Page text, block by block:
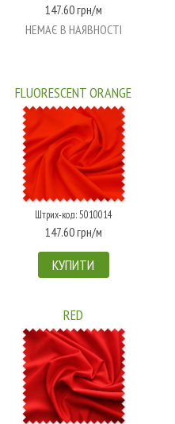
147.60 грн/м
НЕМАЄ В НАЯВНОСТІ
FLUORESCENT ORANGE
Штрих-код: 5010014
147.60 грн/м
КУПИТИ
RED